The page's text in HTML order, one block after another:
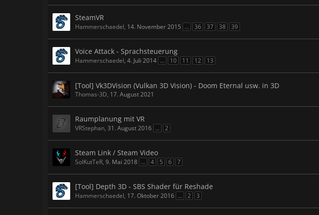
SteamVR
Hammerschaedel, 14. November 2015 ... 36 37 38 39
Voice Attack - Sprachsteuerung
Hammerschaedel, 4. Juli 2014 ... 10 11 12 13
[Tool] Vk3DVision (Vulkan 3D Vision) - Doom Eternal usw. in 3D
Thomas-3D, 17. August 2021
Raumplanung mit VR
VRStephan, 31. August 2016 ... 2
Steam Link / Steam Video
SolKutTeR, 9. Mai 2018 ... 4 5 6 7
[Tool] Depth 3D - SBS Shader für Reshade
Hammerschaedel, 17. Oktober 2016 ... 2 3